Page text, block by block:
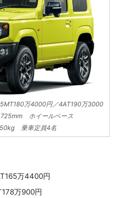
万4000円／4AT190万3000
ホイールベース
乗車定員4名
万4400円
万900円